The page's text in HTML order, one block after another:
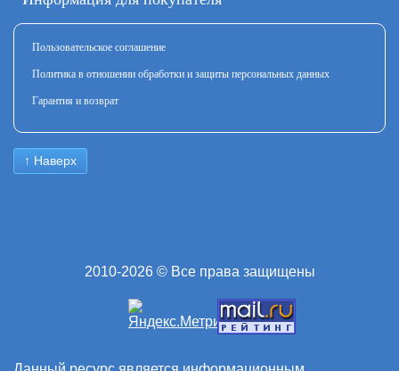
Пользовательское соглашение
Политика в отношении обработки и защиты персональных данных
Гарантия и возврат
↑ Наверх
2010-2026 © Все права защищены